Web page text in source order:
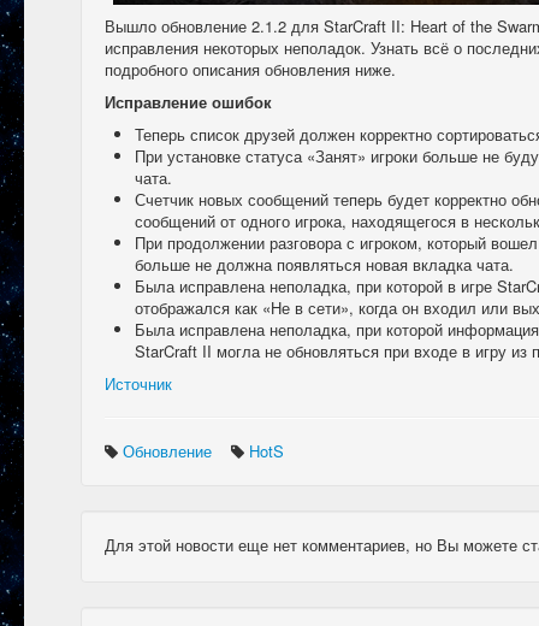
Вышло обновление 2.1.2 для StarCraft II: Heart of the
исправления некоторых неполадок. Узнать всё о
подробного описания обновления ниже.
Исправление ошибок
Теперь список друзей должен корректно
При установке статуса «Занят» игроки больше не
чата.
Счетчик новых сообщений теперь будет корректно
сообщений от одного игрока, находящегося в
При продолжении разговора с игроком, который
больше не должна появляться новая вкладка чата.
Была исправлена неполадка, при которой в игре
отображался как «Не в сети», когда он входил или
Была исправлена неполадка, при которой
StarCraft II могла не обновляться при входе в игру из
Источник
Обновление HotS
Для этой новости еще нет комментариев, но Вы можете